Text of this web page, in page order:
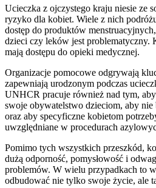
Ucieczka z ojczystego kraju niesie ze
ryzyko dla kobiet. Wiele z nich
dostęp do produktów
dzieci czy leków jest
mają dostępu do opieki medycznej.
Organizacje pomocowe odgrywają
zapewniają urodzonym podczas
UNHCR pracuje również nad tym,
swoje obywatelstwo dzieciom, aby nie
oraz aby specyficzne kobietom
uwzględniane w procedurach
Pomimo tych wszystkich przeszkód,
dużą odporność, pomysłowość i
problemów. W wielu przypadkach to
odbudować nie tylko swoje życie, ale